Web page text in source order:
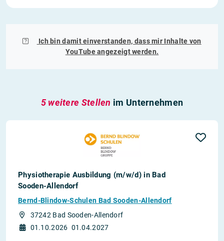
Ich bin damit einverstanden, dass mir Inhalte von
YouTubeangezeigt werden.
5 weitere Stellen im Unternehmen
Physiotherapie Ausbildung (m/w/d) in Bad
Sooden-Allendorf
Bernd-Blindow-Schulen Bad Sooden-Allendorf
37242 Bad Sooden-Allendorf
01.10.2026 01.04.2027